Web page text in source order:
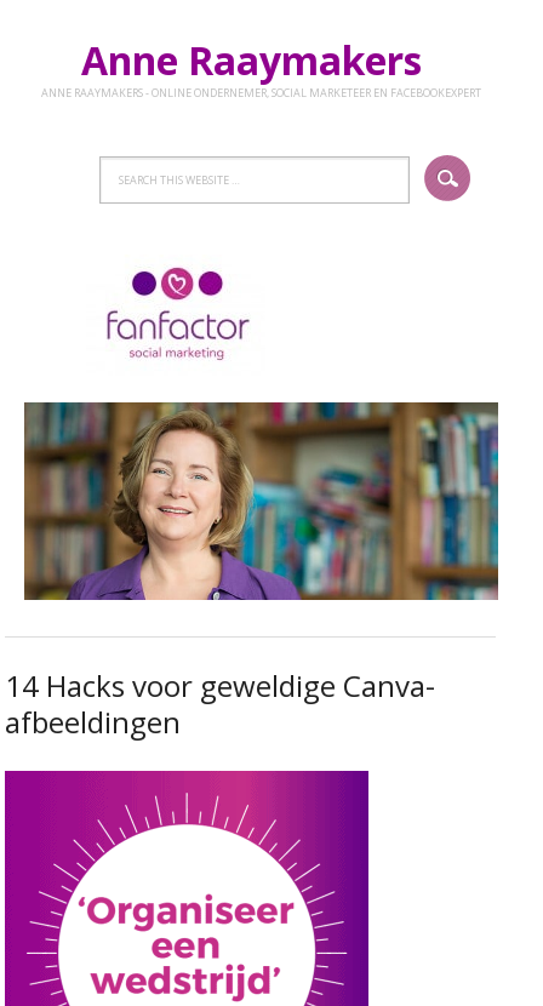
Anne Raaymakers
ANNE RAAYMAKERS - ONLINE ONDERNEMER, SOCIAL MARKETEER EN FACEBOOKEXPERT
14 Hacks voor geweldige Canva-
afbeeldingen